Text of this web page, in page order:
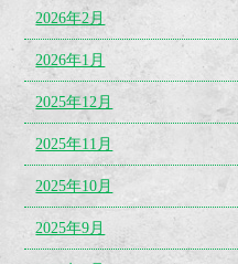
2026年2月
2026年1月
2025年12月
2025年11月
2025年10月
2025年9月